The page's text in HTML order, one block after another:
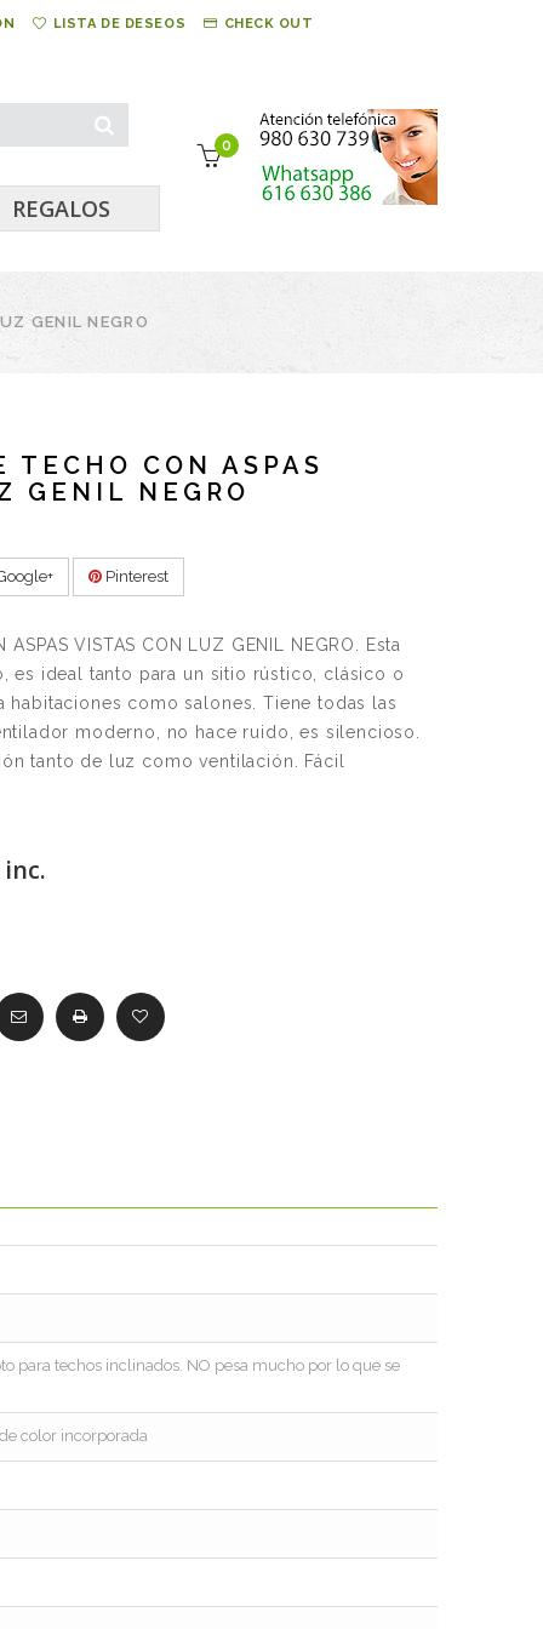
LISTA DE DESEOS CHECK OUT
0
REGALOS
GENIL NEGRO
TECHO CON ASPAS
GENIL NEGRO
Pinterest
ASPAS VISTAS CON LUZ GENIL NEGRO. Esta
es ideal tanto para un sitio rústico, clásico o
habitaciones como salones. Tiene todas las
moderno, no hace ruido, es silencioso.
tanto de luz como ventilación. Fácil
para techos inclinados. NO pesa mucho por lo que se
color incorporada